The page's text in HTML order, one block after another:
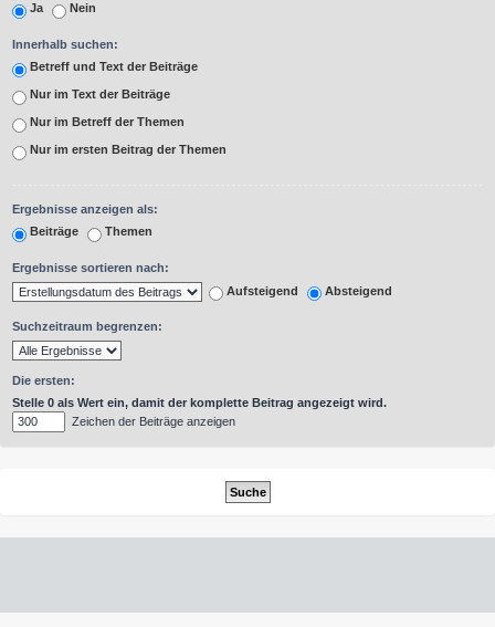
Ja
Nein
Innerhalb suchen:
Betreff und Text der Beiträge
Nur im Text der Beiträge
Nur im Betreff der Themen
Nur im ersten Beitrag der Themen
Ergebnisse anzeigen als:
Beiträge
Themen
Ergebnisse sortieren nach:
Aufsteigend
Absteigend
Suchzeitraum begrenzen:
Die ersten:
Stelle 0 als Wert ein, damit der komplette Beitrag angezeigt wird.
Zeichen der Beiträge anzeigen